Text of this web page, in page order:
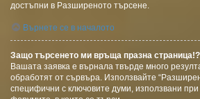
достъпни в Разширеното търсене.
Върнете се в началото
Защо търсенето ми връща празна страница!?
Вашата заявка е върнала твърде много
обработят от сървъра. Използвайте
специфични с ключовите думи, използвани при